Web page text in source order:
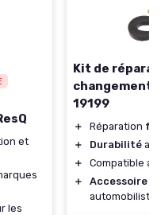
et
les
Kit de
changement
19199
＋ Réparation
＋
Durabilité
＋
Compatible
＋
Accessoire
automobilistes